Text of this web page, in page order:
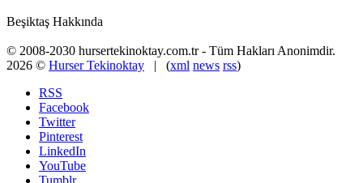
Beşiktaş Hakkında
© 2008-2030 hursertekinoktay.com.tr - Tüm Hakları Anonimdir.
2026 © Hurser Tekinoktay | (xml news rss)
RSS
Facebook
Twitter
Pinterest
LinkedIn
YouTube
Tumblr